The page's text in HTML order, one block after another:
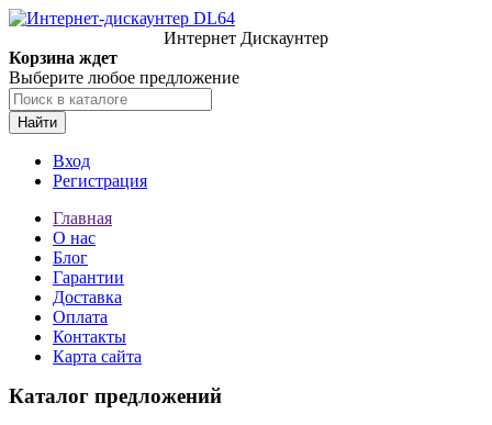
Интернет Дискаунтер
Корзина ждет
Выберите любое предложение
Найти
Вход
Регистрация
Главная
О нас
Блог
Гарантии
Доставка
Оплата
Контакты
Карта сайта
Каталог предложений